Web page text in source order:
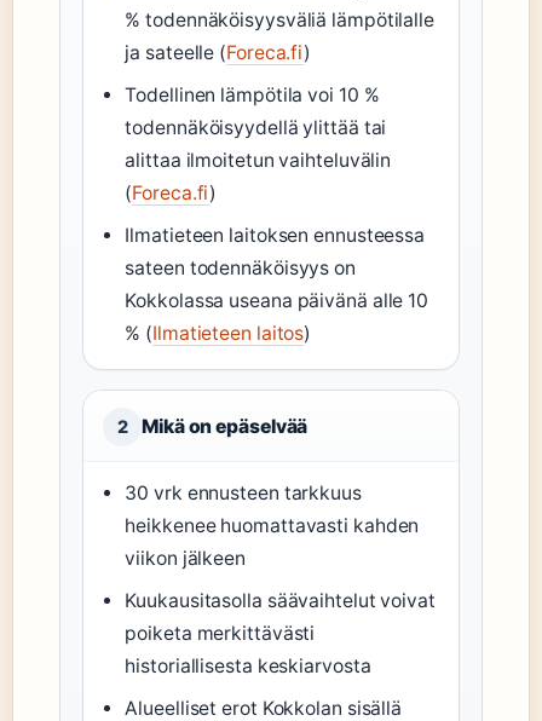
% todennäköisyysväliä lämpötilalle
ja sateelle (Foreca.fi)
Todellinen lämpötila voi 10 %
todennäköisyydellä ylittää tai
alittaa ilmoitetun vaihteluvälin
(Foreca.fi)
Ilmatieteen laitoksen ennusteessa
sateen todennäköisyys on
Kokkolassa useana päivänä alle 10
% (Ilmatieteen laitos)
2 Mikä on epäselvää
30 vrk ennusteen tarkkuus
heikkenee huomattavasti kahden
viikon jälkeen
Kuukausitasolla säävaihtelut voivat
poiketa merkittävästi
historiallisesta keskiarvosta
Alueelliset erot Kokkolan sisällä